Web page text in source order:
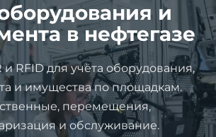
и
в нефтегазе
и RFID для учёта оборудования,
и имущества по площадкам.
перемещения,
и обслуживание.